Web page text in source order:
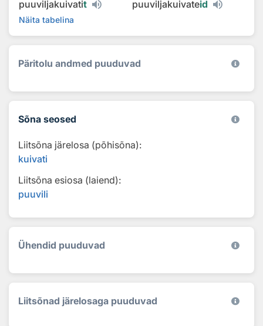
puuviljakuivatit puuviljakuivateid
Näita tabelina
Päritolu andmed puuduvad
Sõna seosed
Liitsõna järelosa (põhisõna):
kuivati
Liitsõna esiosa (laiend):
puuvili
Ühendid puuduvad
Liitsõnad järelosaga puuduvad